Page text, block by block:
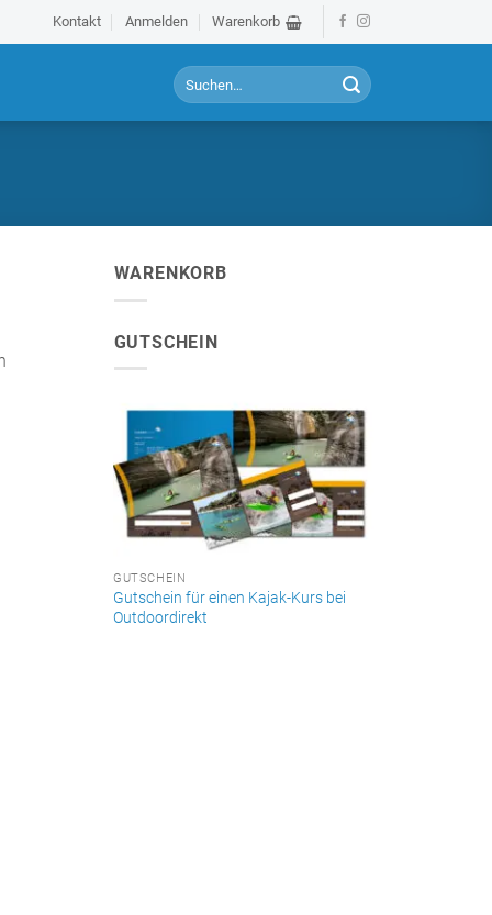
Kontakt Anmelden Warenkorb
S
u
c
:
WARENKORB
GUTSCHEIN
GUTSCHEIN
Gutschein für einen Kajak-Kurs bei
Outdoordirekt